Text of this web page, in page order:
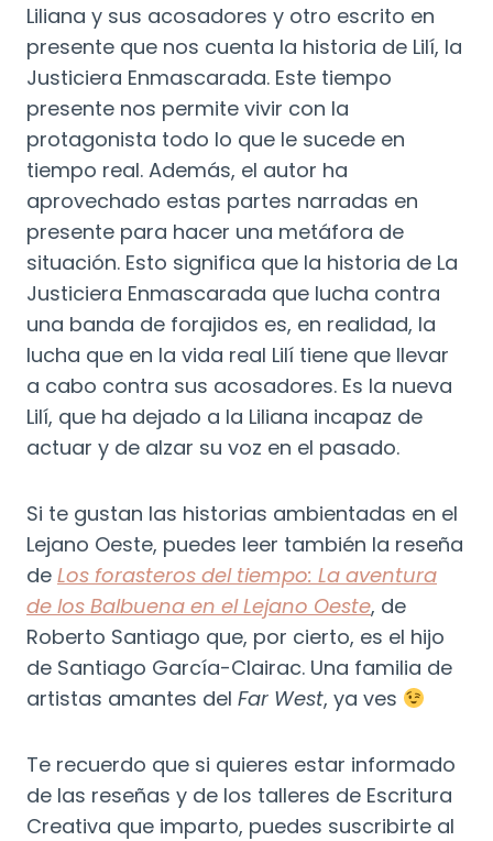
Liliana y sus acosadores y otro escrito en
presente que nos cuenta la historia de Lilí, la
Justiciera Enmascarada. Este tiempo
presente nos permite vivir con la
protagonista todo lo que le sucede en
tiempo real. Además, el autor ha
aprovechado estas partes narradas en
presente para hacer una metáfora de
situación. Esto significa que la historia de La
Justiciera Enmascarada que lucha contra
una banda de forajidos es, en realidad, la
lucha que en la vida real Lilí tiene que llevar
a cabo contra sus acosadores. Es la nueva
Lilí, que ha dejado a la Liliana incapaz de
actuar y de alzar su voz en el pasado.
Si te gustan las historias ambientadas en el
Lejano Oeste, puedes leer también la reseña
de Los forasteros del tiempo: La aventura
de los Balbuena en el Lejano Oeste, de
Roberto Santiago que, por cierto, es el hijo
de Santiago García-Clairac. Una familia de
artistas amantes del Far West, ya ves
Te recuerdo que si quieres estar informado
de las reseñas y de los talleres de Escritura
Creativa que imparto, puedes suscribirte al